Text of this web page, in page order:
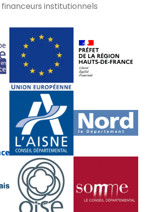
financeurs institutionnels